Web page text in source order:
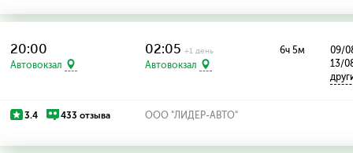
20:00
Автовокзал
02:05+1 день
Автовокзал
6ч 5м
09/
13/
3.4 433 отзыва ООО "ЛИДЕР-АВТО"